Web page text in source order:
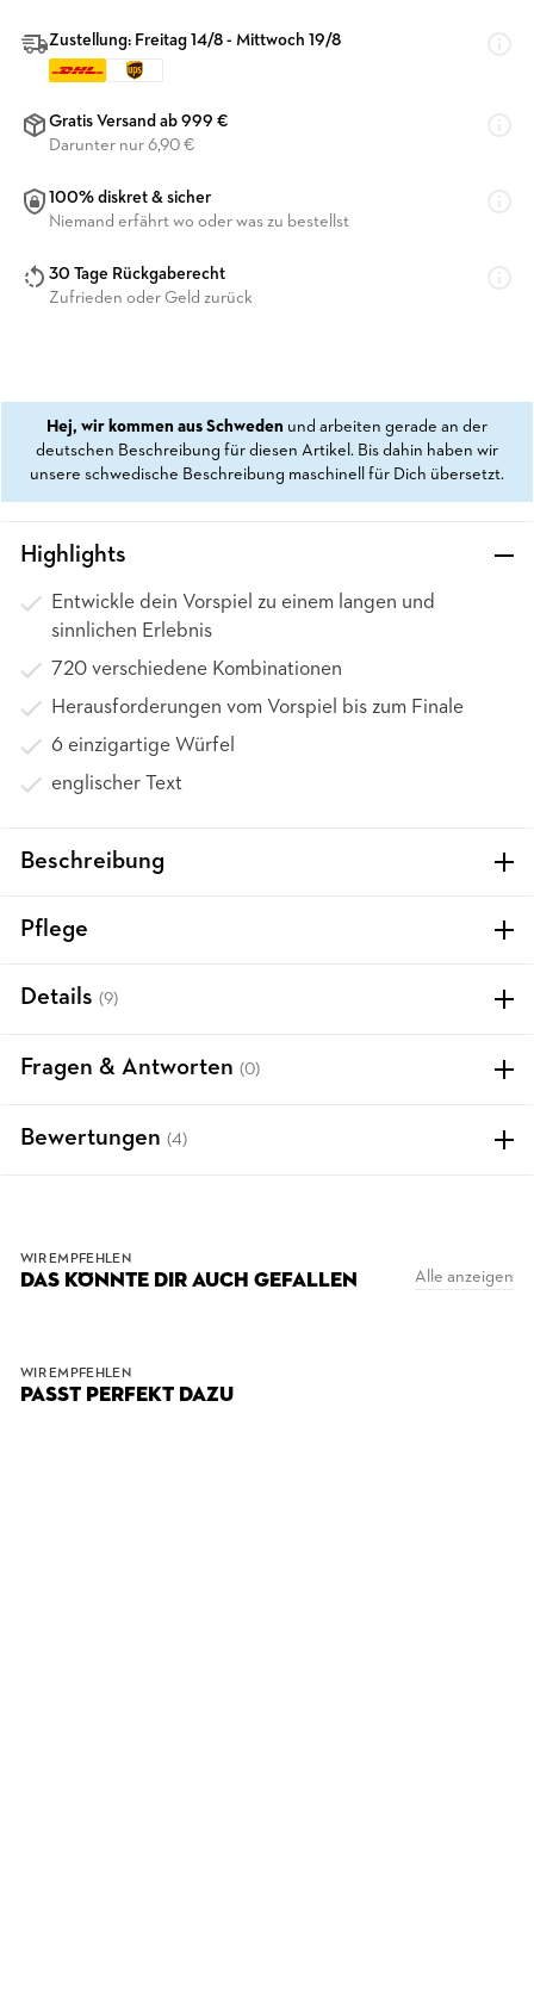
Zustellung: Freitag 14/8 - Mittwoch 19/8
Gratis Versand ab 999 €
Darunter nur 6,90 €
100% diskret & sicher
Niemand erfährt wo oder was zu bestellst
30 Tage Rückgaberecht
Zufrieden oder Geld zurück
Hej, wir kommen aus Schweden und arbeiten gerade an der
deutschen Beschreibung für diesen Artikel. Bis dahin haben wir
unsere schwedische Beschreibung maschinell für Dich übersetzt.
Highlights
Entwickle dein Vorspiel zu einem langen und
sinnlichen Erlebnis
720 verschiedene Kombinationen
Herausforderungen vom Vorspiel bis zum Finale
6 einzigartige Würfel
englischer Text
Beschreibung
Pflege
Details (9)
Fragen & Antworten (0)
Bewertungen (4)
WIR EMPFEHLEN
DAS KÖNNTE DIR AUCH GEFALLEN Alle anzeigen
WIR EMPFEHLEN
PASST PERFEKT DAZU